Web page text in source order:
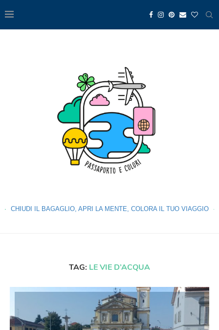
CHIUDI IL BAGAGLIO, APRI LA MENTE, COLORA IL TUO VIAGGIO
TAG: LE VIE D’ACQUA